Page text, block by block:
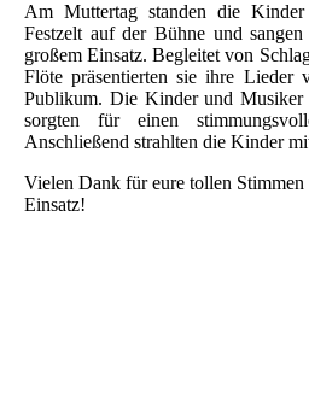
Am Muttertag standen die
Festzelt auf der Bühne und
großem Einsatz. Begleitet von
Flöte präsentierten sie ihre Lieder
Publikum. Die Kinder und Musiker
sorgten für einen
Anschließend strahlten die Kinder
Vielen Dank für eure tollen Stimmen
Einsatz!